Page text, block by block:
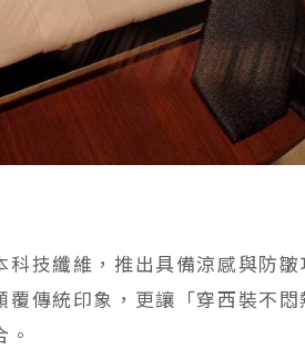
技纖維，推出具備涼感與防皺
傳統印象，更讓「穿西裝不悶